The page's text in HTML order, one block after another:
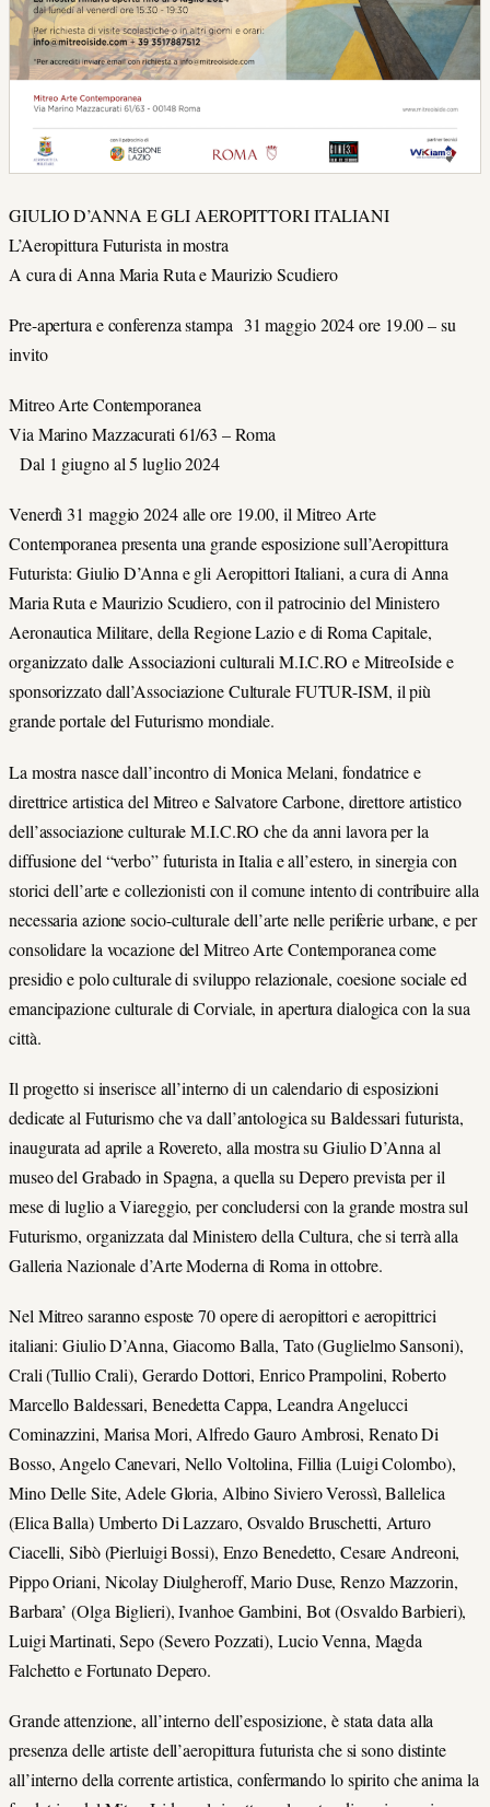
GIULIO D’ANNA E GLI AEROPITTORI ITALIANI
L’Aeropittura Futurista in mostra
A cura di Anna Maria Ruta e Maurizio Scudiero
Pre-apertura e conferenza stampa 31 maggio 2024 ore 19.00 – su
invito
Mitreo Arte Contemporanea
Via Marino Mazzacurati 61/63 – Roma
Dal 1 giugno al 5 luglio 2024
Venerdì 31 maggio 2024 alle ore 19.00, il Mitreo Arte
Contemporanea presenta una grande esposizione sull’Aeropittura
Futurista: Giulio D’Anna e gli Aeropittori Italiani, a cura di Anna
Maria Ruta e Maurizio Scudiero, con il patrocinio del Ministero
Aeronautica Militare, della Regione Lazio e di Roma Capitale,
organizzato dalle Associazioni culturali M.I.C.RO e MitreoIside e
sponsorizzato dall’Associazione Culturale FUTUR-ISM, il più
grande portale del Futurismo mondiale.
La mostra nasce dall’incontro di Monica Melani, fondatrice e
direttrice artistica del Mitreo e Salvatore Carbone, direttore artistico
dell’associazione culturale M.I.C.RO che da anni lavora per la
diffusione del “verbo” futurista in Italia e all’estero, in sinergia con
storici dell’arte e collezionisti con il comune intento di contribuire alla
necessaria azione socio-culturale dell’arte nelle periferie urbane, e per
consolidare la vocazione del Mitreo Arte Contemporanea come
presidio e polo culturale di sviluppo relazionale, coesione sociale ed
emancipazione culturale di Corviale, in apertura dialogica con la sua
città.
Il progetto si inserisce all’interno di un calendario di esposizioni
dedicate al Futurismo che va dall’antologica su Baldessari futurista,
inaugurata ad aprile a Rovereto, alla mostra su Giulio D’Anna al
museo del Grabado in Spagna, a quella su Depero prevista per il
mese di luglio a Viareggio, per concludersi con la grande mostra sul
Futurismo, organizzata dal Ministero della Cultura, che si terrà alla
Galleria Nazionale d’Arte Moderna di Roma in ottobre.
Nel Mitreo saranno esposte 70 opere di aeropittori e aeropittrici
italiani: Giulio D’Anna, Giacomo Balla, Tato (Guglielmo Sansoni),
Crali (Tullio Crali), Gerardo Dottori, Enrico Prampolini, Roberto
Marcello Baldessari, Benedetta Cappa, Leandra Angelucci
Cominazzini, Marisa Mori, Alfredo Gauro Ambrosi, Renato Di
Bosso, Angelo Canevari, Nello Voltolina, Fillia (Luigi Colombo),
Mino Delle Site, Adele Gloria, Albino Siviero Verossì, Ballelica
(Elica Balla) Umberto Di Lazzaro, Osvaldo Bruschetti, Arturo
Ciacelli, Sibò (Pierluigi Bossi), Enzo Benedetto, Cesare Andreoni,
Pippo Oriani, Nicolay Diulgheroff, Mario Duse, Renzo Mazzorin,
Barbara’ (Olga Biglieri), Ivanhoe Gambini, Bot (Osvaldo Barbieri),
Luigi Martinati, Sepo (Severo Pozzati), Lucio Venna, Magda
Falchetto e Fortunato Depero.
Grande attenzione, all’interno dell’esposizione, è stata data alla
presenza delle artiste dell’aeropittura futurista che si sono distinte
all’interno della corrente artistica, confermando lo spirito che anima la